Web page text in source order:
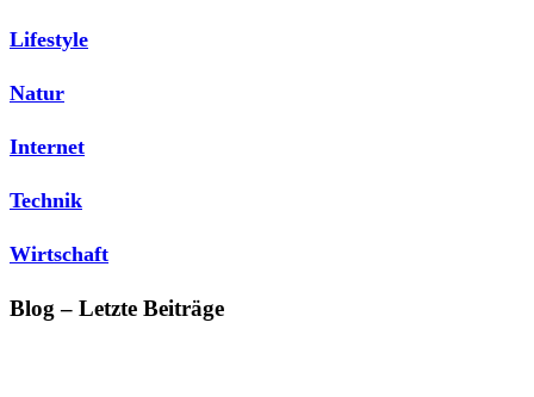
Lifestyle
Natur
Internet
Technik
Wirtschaft
Blog – Letzte Beiträge